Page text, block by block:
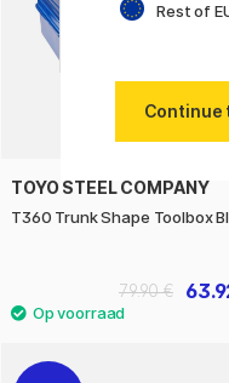
TOYO STEEL COMPANY
T360 Trunk Shape Toolbox
79.90 €
Rest of
Continue